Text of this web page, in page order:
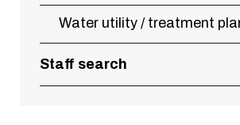
Water utility / treatment
Staff search